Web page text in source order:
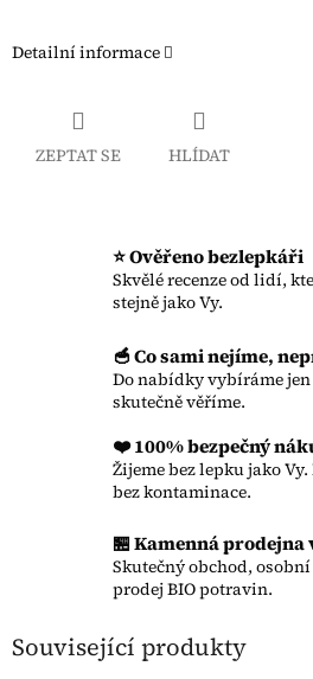
Detailní informace
ZEPTAT SE HLÍDAT
⭐ Ověřeno bezlepkáři
Skvělé recenze od lidí,
stejně jako Vy.
🥣 Co sami nejíme,
Do nabídky vybíráme
skutečně věříme.
❤️ 100% bezpečný
Žijeme bez lepku jako
bez kontaminace.
🏪 Kamenná prodejna
Skutečný obchod,
prodej BIO potravin.
Související produkty